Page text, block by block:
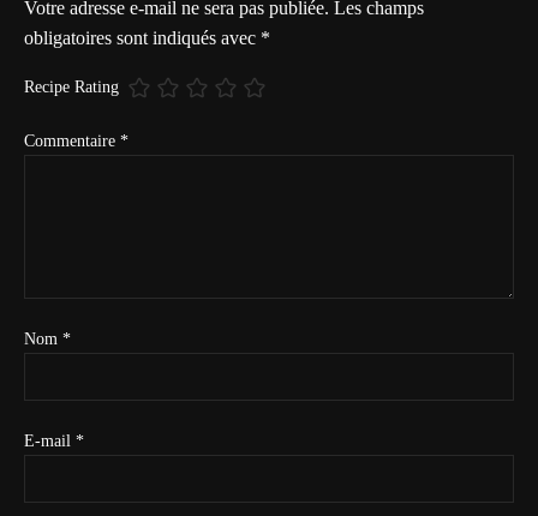
Votre adresse e-mail ne sera pas publiée. Les champs
obligatoires sont indiqués avec *
Recipe Rating
Commentaire *
Nom *
E-mail *